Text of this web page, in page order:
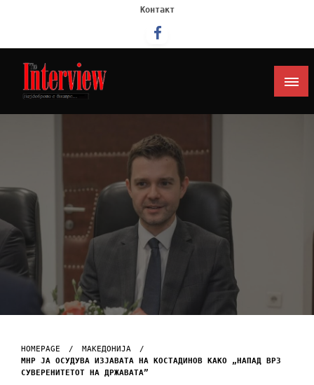
Контакт
Интервју
HOMEPAGE
МАКЕДОНИЈА
МНР ЈА ОСУДУВА ИЗЈАВАТА НА КОСТАДИНОВ КАКО „НАПАД ВРЗ
СУВЕРЕНИТЕТОТ НА ДРЖАВАТА”